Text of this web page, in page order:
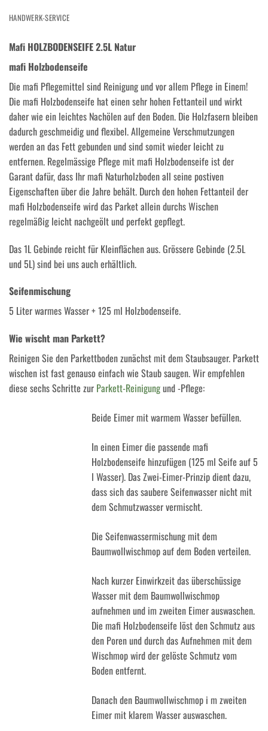
HANDWERK-SERVICE
Mafi HOLZBODENSEIFE 2.5L Natur
mafi Holzbodenseife
Die mafi Pflegemittel sind Reinigung und vor allem Pflege in Einem!
Die mafi Holzbodenseife hat einen sehr hohen Fettanteil und wirkt
daher wie ein leichtes Nachölen auf den Boden. Die Holzfasern bleiben
dadurch geschmeidig und flexibel. Allgemeine Verschmutzungen
werden an das Fett gebunden und sind somit wieder leicht zu
entfernen. Regelmässige Pflege mit mafi Holzbodenseife ist der
Garant dafür, dass Ihr mafi Naturholzboden all seine postiven
Eigenschaften über die Jahre behält. Durch den hohen Fettanteil der
mafi Holzbodenseife wird das Parket allein durchs Wischen
regelmäßig leicht nachgeölt und perfekt gepflegt.
Das 1L Gebinde reicht für Kleinflächen aus. Grössere Gebinde (2.5L
und 5L) sind bei uns auch erhältlich.
Seifenmischung
5 Liter warmes Wasser + 125 ml Holzbodenseife.
Wie wischt man Parkett?
Reinigen Sie den Parkettboden zunächst mit dem Staubsauger. Parkett
wischen ist fast genauso einfach wie Staub saugen. Wir empfehlen
diese sechs Schritte zur Parkett-Reinigungund -Pflege:
Beide Eimer mit warmem Wasser befüllen.
In einen Eimer die passende mafi
Holzbodenseife hinzufügen (125 ml Seife auf 5
l Wasser). Das Zwei-Eimer-Prinzip dient dazu,
dass sich das saubere Seifenwasser nicht mit
dem Schmutzwasser vermischt.
Die Seifenwassermischung mit dem
Baumwollwischmop auf dem Boden verteilen.
Nach kurzer Einwirkzeit das überschüssige
Wasser mit dem Baumwollwischmop
aufnehmen und im zweiten Eimer auswaschen.
Die mafi Holzbodenseife löst den Schmutz aus
den Poren und durch das Aufnehmen mit dem
Wischmop wird der gelöste Schmutz vom
Boden entfernt.
Danach den Baumwollwischmop i m zweiten
Eimer mit klarem Wasser auswaschen.